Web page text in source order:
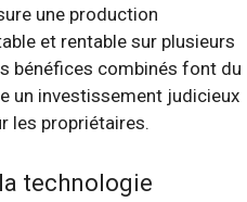
une production
et rentable sur plusieurs
bénéfices combinés font du
un investissement judicieux
les propriétaires.
technologie